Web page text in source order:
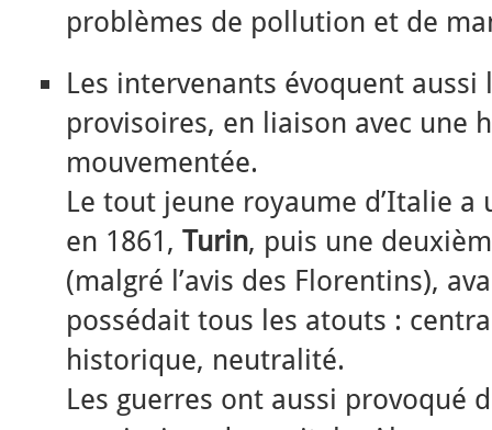
problèmes de pollution et de
Les intervenants évoquent aussi
provisoires, en liaison avec une
mouvementée.
Le tout jeune royaume d’Italie
en 1861, Turin, puis une
(malgré l’avis des Florentins),
possédait tous les atouts :
historique, neutralité.
Les guerres ont aussi provoqué